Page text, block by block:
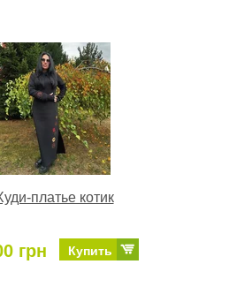
платье котик
грн Купить